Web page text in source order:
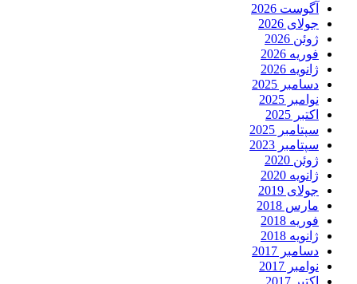
آگوست 2026
جولای 2026
ژوئن 2026
فوریه 2026
ژانویه 2026
دسامبر 2025
نوامبر 2025
اکتبر 2025
سپتامبر 2025
سپتامبر 2023
ژوئن 2020
ژانویه 2020
جولای 2019
مارس 2018
فوریه 2018
ژانویه 2018
دسامبر 2017
نوامبر 2017
اکتبر 2017